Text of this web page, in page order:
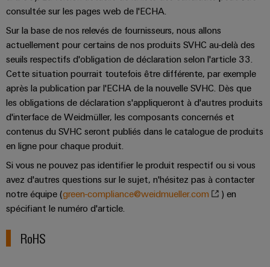
relever
les
de
la
construction
d'armoire
Centre
de
données
Solutions
et
produits
pour
les
centres
Pair
Ethernet
Armoire
et
terrain
Câblage
d'installation
Smart
Armoire
de
distribution
et
composants
Systèmes
d'entrée
de
câbles
et
composants
Câbles
de
raccordement,
câbles
numérique
d'un niveau
supérieur -
intuitive,
simple,
rapide
Weidmüller
Configurator
Ingénierie
numérique
d'un niveau
simple,
rapide
Conseils
en
matière
de
connectivité
Ingénierie
numérique
Weidmüller
Configurator
Services
de
connecteurs
2026
Promotions
and
Campaigns
certificats
de
gestion
Orange
Mag
|
Magazine
client
Ressources
humaines
Notre
direction
consultée sur les pages web de l'ECHA.
Sur la base de nos relevés de fournisseurs, nous allons
actuellement pour certains de nos produits SVHC au-delà des
seuils respectifs d'obligation de déclaration selon l'article 33.
Cette situation pourrait toutefois être différente, par exemple
après la publication par l'ECHA de la nouvelle SVHC. Dès que
les obligations de déclaration s'appliqueront à d'autres produits
d'interface de Weidmüller, les composants concernés et
contenus du SVHC seront publiés dans le catalogue de produits
en ligne pour chaque produit.
Si vous ne pouvez pas identifier le produit respectif ou si vous
avez d'autres questions sur le sujet, n'hésitez pas à contacter
notre équipe (green-compliance@weidmueller.com
) en
spécifiant le numéro d'article.
RoHS